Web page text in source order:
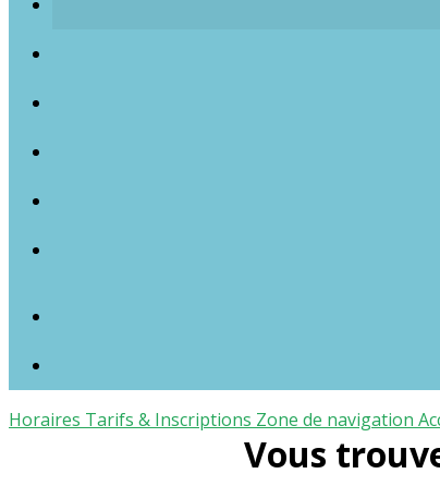
Horaires Tarifs & Inscriptions Zone de navigation
Vous